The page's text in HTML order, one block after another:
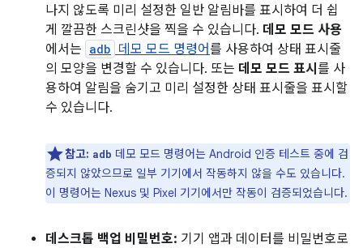
나지 않도록 미리 설정한 일반 알림바를 표시하여 더 쉽
게 깔끔한 스크린샷을 찍을 수 있습니다. 데모 모드 사용
에서는 adb 데모 모드 명령어를 사용하여 상태 표시줄
의 모양을 변경할 수 있습니다. 또는 데모 모드 표시 를 사
용하여 알림을 숨기고 미리 설정한 상태 표시줄을 표시할
수 있습니다.
참고: adb 데모 모드 명령어는 Android 인증 테스트 중에 검
증되지 않았으므로 일부 기기에서 작동하지 않을 수도 있습니다.
이 명령어는 Nexus 및 Pixel 기기에서만 작동이 검증되었습니다.
데스크톱 백업 비밀번호: 기기 앱과 데이터를 비밀번호로